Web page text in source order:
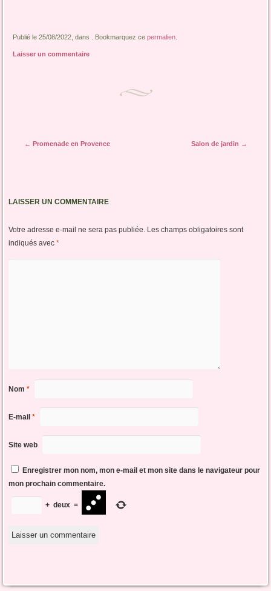
Publié le 25/08/2022, dans . Bookmarquez cepermalien
Laisser un commentaire
Navigation des articles
← Promenade en Provence Salon de jardin →
LAISSER UN COMMENTAIRE
Votre adresse e-mail ne sera pas publiée. Les champs obligatoires sont
indiqués avec *
Nom *
E-mail *
Site web
Enregistrer mon nom, mon e-mail et mon site dans le navigateur pour
mon prochain commentaire.
+ deux =